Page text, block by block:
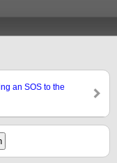
an SOS to the